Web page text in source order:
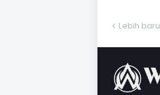
Lebih baru